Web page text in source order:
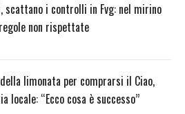
scattano i controlli in Fvg: nel mirino
non rispettate
limonata per comprarsi il Ciao,
locale: “Ecco cosa è successo”